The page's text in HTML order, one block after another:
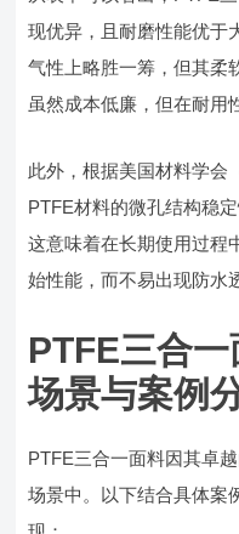
现优异，且耐磨性能优于
气性上略胜一筹，但其柔
虽然成本低廉，但在耐用
此外，根据美国材料学会
PTFE材料的微孔结构稳
这意味着在长期使用过程
始性能，而不易出现防水
PTFE三合
场景与案例
PTFE三合一面料因其卓
场景中。以下结合具体案